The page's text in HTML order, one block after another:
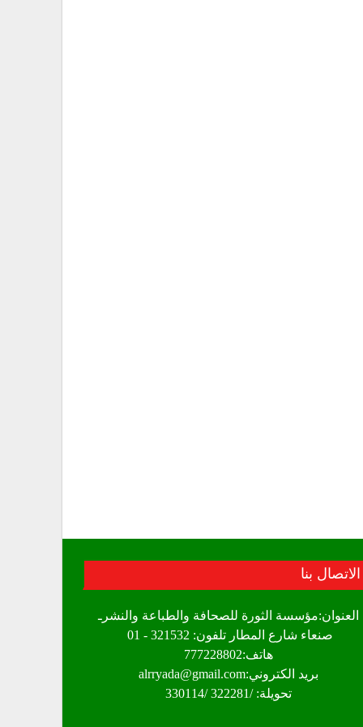
الاتصال بنا
العنوان:مؤسسة الثورة للصحافة والطباعة والنشرـ
هاتف:777228802
بريد الكتروني:alrryada@gmail.com
تحويلة: /322281 /330114